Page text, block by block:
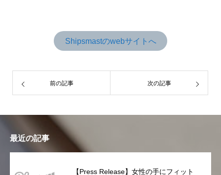
Shipsmastのwebサイトへ
前の記事 次の記事
最近の記事
【Press Release】女性の手にフィット